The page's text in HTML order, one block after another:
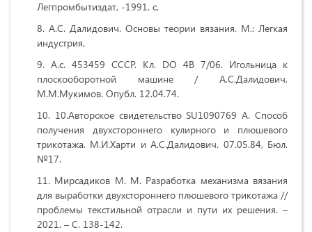
Легпромбытиздат, -1991. с.
А.С. Далидович. Основы теории вязания. М.: Легкая
индустрия,
А.с. 453459 СССР. Кл. DO 4B 7/06. Игольница к
плоскооборотной машине / А.С.Далидович,
М.М.Мукимов. Опубл. 12.04.74.
10.Авторское свидетельство SU1090769 A. Способ
получения двухстороннего кулирного и плюшевого
трикотажа. М.И.Харти и А.С.Далидович. 07.05.84, Бюл.
№17.
Мирсадиков М. М. Разработка механизма вязания
для выработки двухстороннего плюшевого трикотажа //
проблемы текстильной отрасли и пути их решения. –
2021. – С. 138-142.